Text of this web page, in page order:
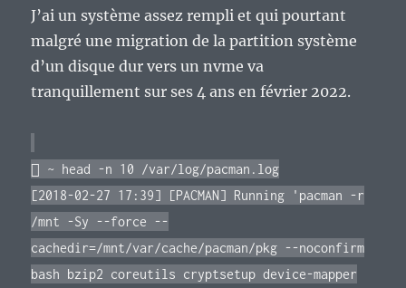
J’ai un système assez rempli et qui pourtant
malgré une migration de la partition système
d’un disque dur vers un nvme va
tranquillement sur ses 4 ans en février 2022.
 ~ head -n 10 /var/log/pacman.log
[2018-02-27 17:39] [PACMAN] Running 'pacman -r
/mnt -Sy --force --
cachedir=/mnt/var/cache/pacman/pkg --noconfirm
bash bzip2 coreutils cryptsetup device-mapper